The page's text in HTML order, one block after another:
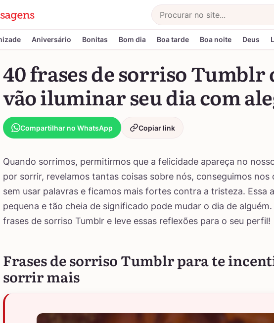
Buscar
Aniversário Bonitas Bom dia Boa tarde Boa noite Deus
40 frases de sorriso Tumblr
vão iluminar seu dia com
Compartilhar no WhatsApp Copiar link
Quando sorrimos, permitirmos que a felicidade apareça no
por sorrir, revelamos tantas coisas sobre nós, conseguimos nos
sem usar palavras e ficamos mais fortes contra a tristeza. Essa
pequena e tão cheia de significado pode mudar o dia de alguém.
frases de sorriso Tumblr e leve essas reflexões para o seu perfil!
Frases de sorriso Tumblr para te
sorrir mais